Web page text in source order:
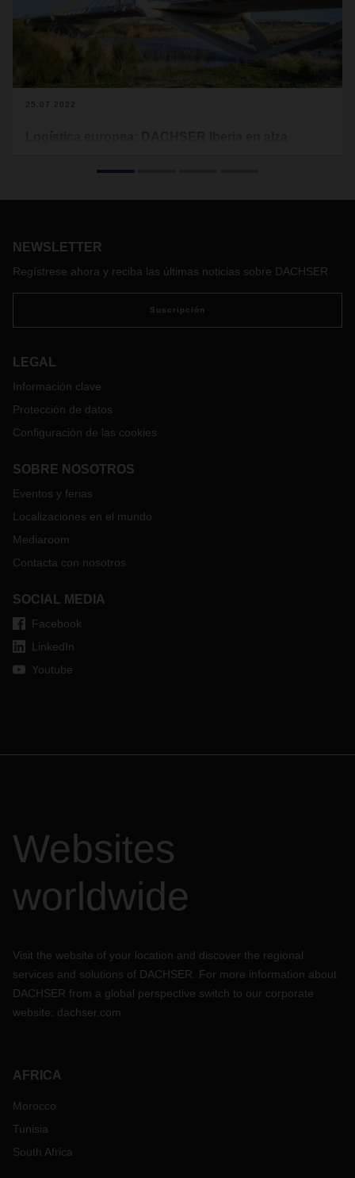
25.07.2022
Logistics para los clientes de España y Portugal, así como
cascos urbanos de Oporto y Madrid.
NEWSLETTER
Regístrese ahora y reciba las últimas noticias sobre DACHSER
Suscripción
LEGAL
Información clave
Protección de datos
Configuración de las cookies
SOBRE NOSOTROS
Eventos y ferias
Localizaciones en el mundo
Mediaroom
Contacta con nosotros
SOCIAL MEDIA
Facebook
LinkedIn
Youtube
Websites
worldwide
Visit the website of your location and discover the regional
services and solutions of DACHSER. For more information about
DACHSER from a global perspective switch to our corporate
website: dachser.com
AFRICA
Morocco
Tunisia
South Africa